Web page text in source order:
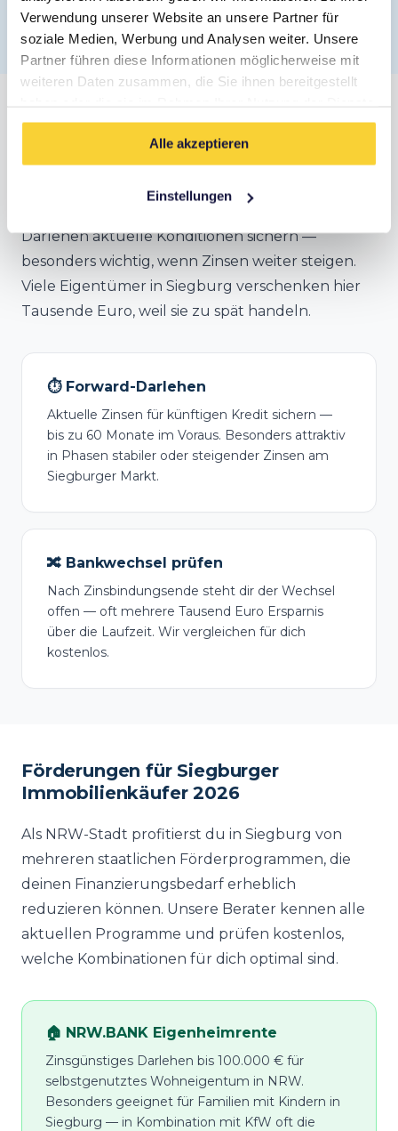
Verwendung unserer Website an unsere Partner für
soziale Medien, Werbung und Analysen weiter. Unsere
Partner führen diese Informationen möglicherweise mit
weiteren Daten zusammen, die Sie ihnen bereitgestellt
gesammelt haben.
Alle akzeptieren
Einstellungen
✓ Kostenlos · ✓ Unverbindlich · ✓ DSGVO-konform
Anschlussfinanzierung in Siegburg
Deine Zinsbindung endet bald? In Siegburg
lohnt sich frühzeitiges Handeln.
Darlehen aktuelle Konditionen sichern —
besonders wichtig, wenn Zinsen weiter steigen.
Viele Eigentümer in Siegburg verschenken hier
Tausende Euro, weil sie zu spät handeln.
⏱️ Forward-Darlehen
Aktuelle Zinsen für künftigen Kredit sichern —
bis zu 60 Monate im Voraus. Besonders attraktiv
in Phasen stabiler oder steigender Zinsen am
Siegburger Markt.
🔀 Bankwechsel prüfen
Nach Zinsbindungsende steht dir der Wechsel
offen — oft mehrere Tausend Euro Ersparnis
über die Laufzeit. Wir vergleichen für dich
kostenlos.
Förderungen für Siegburger
Immobilienkäufer 2026
Als NRW-Stadt profitierst du in Siegburg von
mehreren staatlichen Förderprogrammen, die
deinen Finanzierungsbedarf erheblich
reduzieren können. Unsere Berater kennen alle
aktuellen Programme und prüfen kostenlos,
welche Kombinationen für dich optimal sind.
🏠 NRW.BANK Eigenheimrente
Zinsgünstiges Darlehen bis 100.000 € für
selbstgenutztes Wohneigentum in NRW.
Besonders geeignet für Familien mit Kindern in
Siegburg — in Kombination mit KfW oft die